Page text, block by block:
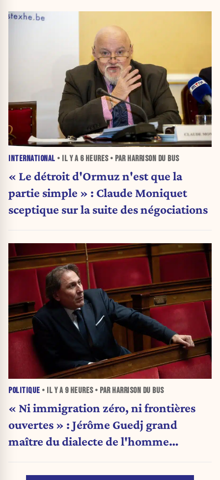
INTERNATIONAL • IL Y A 6 HEURES• PAR HARRISON DU BUS
« Le détroit d'Ormuz n'est que la
partie simple » : Claude Moniquet
sceptique sur la suite des négociations
POLITIQUE • IL Y A 9 HEURES• PAR HARRISON DU BUS
« Ni immigration zéro, ni frontières
ouvertes » : Jérôme Guedj grand
maître du dialecte de l'homme